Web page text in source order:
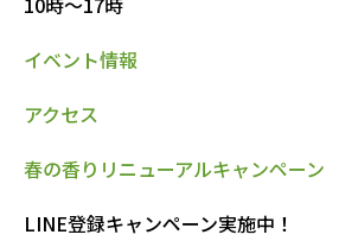
イベント情報
アクセス
春の香りリニューアルキャンペーン
LINE登録キャンペーン実施中！